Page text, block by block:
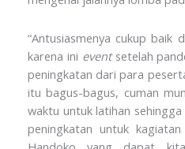
“Antusiasmenya cukup baik
karena ini eventsetelah
peningkatan dari para
itu bagus-bagus, cuman
waktu untuk latihan
peningkatan untuk